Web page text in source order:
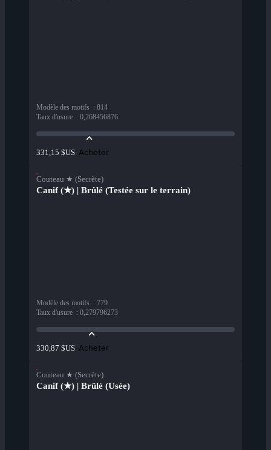
Modèle des motifs : 814
Taux d'usure : 0,268456876
331,15 $US Acheter
Couteau ★ (Secrète)
Canif (★) | Brûlé (Testée sur le terrain)
Modèle des motifs : 779
Taux d'usure : 0,279796273
330,87 $US Acheter
Couteau ★ (Secrète)
Canif (★) | Brûlé (Usée)